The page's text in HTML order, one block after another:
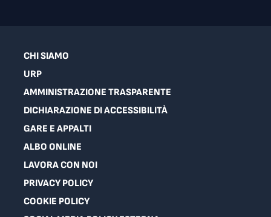
CHI SIAMO
URP
AMMINISTRAZIONE TRASPARENTE
DICHIARAZIONE DI ACCESSIBILITÀ
GARE E APPALTI
ALBO ONLINE
LAVORA CON NOI
PRIVACY POLICY
COOKIE POLICY